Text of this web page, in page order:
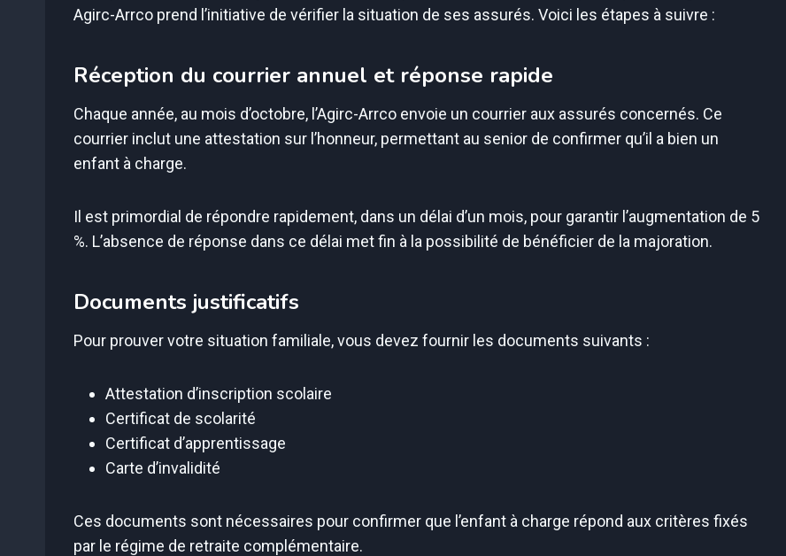
Agirc-Arrco prend l’initiative de vérifier la situation de ses assurés. Voici les étapes à suivre :
Réception du courrier annuel et réponse rapide
Chaque année, au mois d’octobre, l’Agirc-Arrco envoie un courrier aux assurés concernés. Ce
courrier inclut une attestation sur l’honneur, permettant au senior de confirmer qu’il a bien un
enfant à charge.
Il est primordial de répondre rapidement, dans un délai d’un mois, pour garantir l’augmentation de 5
%. L’absence de réponse dans ce délai met fin à la possibilité de bénéficier de la majoration.
Documents justificatifs
Pour prouver votre situation familiale, vous devez fournir les documents suivants :
Attestation d’inscription scolaire
Certificat de scolarité
Certificat d’apprentissage
Carte d’invalidité
Ces documents sont nécessaires pour confirmer que l’enfant à charge répond aux critères fixés
par le régime de retraite complémentaire.